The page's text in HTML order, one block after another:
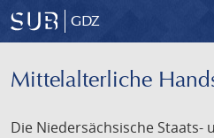
GDZ
Mittelalterliche
Die Niedersächsische